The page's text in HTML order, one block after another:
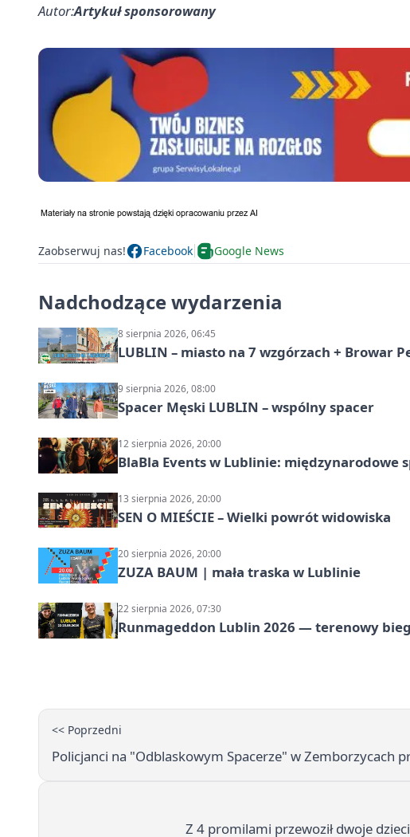
Autor:Artykuł sponsorowany
Zaobserwuj nas! Facebook Google News
Nadchodzące wydarzenia
8 sierpnia 2026, 06:45
LUBLIN – miasto na 7 wzgórzach + Browar
9 sierpnia 2026, 08:00
Spacer Męski LUBLIN – wspólny spacer
12 sierpnia 2026, 20:00
BlaBla Events w Lublinie: międzynarodowe
13 sierpnia 2026, 20:00
SEN O MIEŚCIE – Wielki powrót widowiska
20 sierpnia 2026, 20:00
ZUZA BAUM | mała traska w Lublinie
22 sierpnia 2026, 07:30
Runmageddon Lublin 2026 — terenowy
<< Poprzedni
Policjanci na "Odblaskowym Spacerze" w Zemborzycach
Z 4 promilami przewoził dwoje